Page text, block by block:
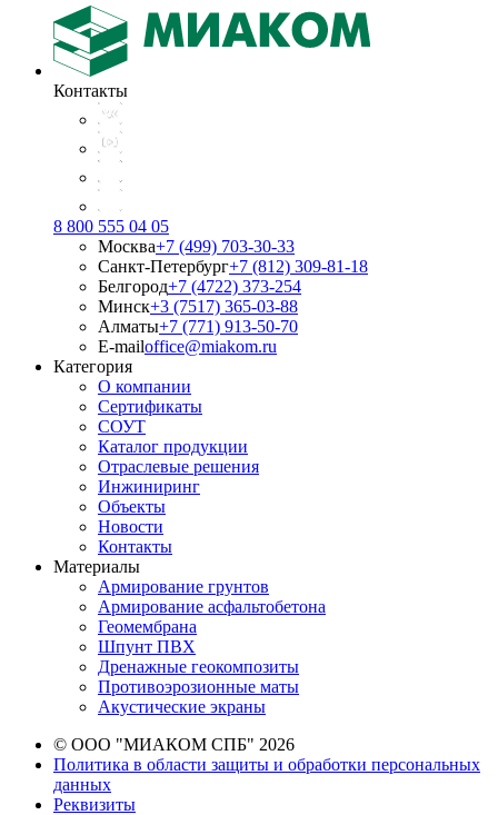
Контакты
8 800 555 04 05
Москва+7 (499) 703-30-33
Санкт-Петербург+7 (812) 309-81-18
Белгород+7 (4722) 373-254
Минск+3 (7517) 365-03-88
Алматы+7 (771) 913-50-70
E-mailoffice@miakom.ru
Категория
О компании
Сертификаты
СОУТ
Каталог продукции
Отраслевые решения
Инжиниринг
Объекты
Новости
Контакты
Материалы
Армирование грунтов
Армирование асфальтобетона
Геомембрана
Шпунт ПВХ
Дренажные геокомпозиты
Противоэрозионные маты
Акустические экраны
© ООО "МИАКОМ СПБ" 2026
Политика в области защиты и обработки персональных
данных
Реквизиты